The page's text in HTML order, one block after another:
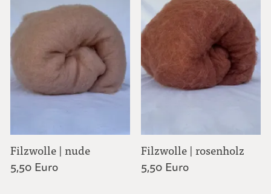
Filzwolle | nude
5,50 Euro
Filzwolle | rosenholz
5,50 Euro